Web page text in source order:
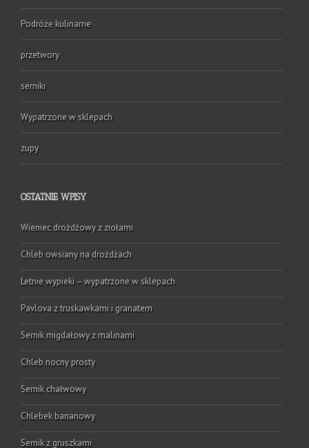
Podróże kulinarne
przetwory
serniki
Wypatrzone w sklepach
zupy
OSTATNIE WPISY
Wieniec drożdżowy z ziołami
Chleb owsiany na drożdżach
Letnie wypieki – wypatrzone w sklepach
Pavlova z truskawkami i granatem
Sernik migdałowy z malinami
Chleb nocny prosty
Sernik chałwowy
Chlebek bananowy
Sernik z gruszkami